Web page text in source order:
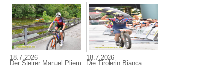
18.7.2026
Der Steirer Manuel Pliem
18.7.2026
Die Tirolerin Bianca